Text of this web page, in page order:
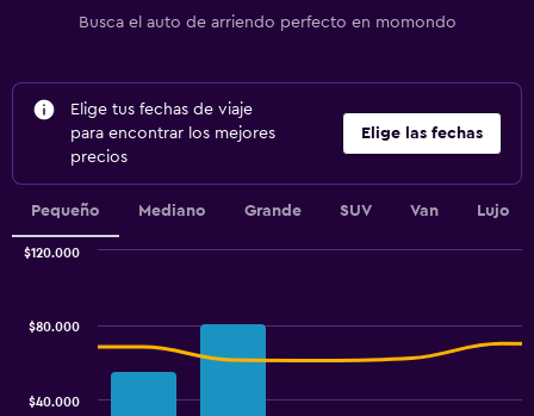
Busca el auto de arriendo perfecto en momondo
Elige tus fechas de viaje
para encontrar los mejores
precios
Elige las fechas
Pequeño Mediano Grande SUV Van Lujo
$40.000
$80.000
$120.000